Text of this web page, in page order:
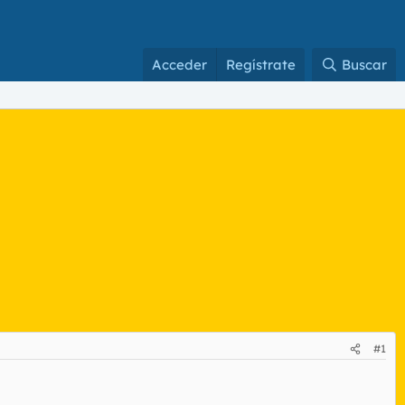
Acceder Regístrate Buscar
#1